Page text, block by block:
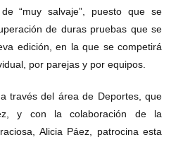
“muy salvaje”, puesto que se
de duras pruebas que se
edición, en la que se competirá
por parejas y por equipos.
través del área de Deportes, que
y con la colaboración de la
Alicia Páez, patrocina esta